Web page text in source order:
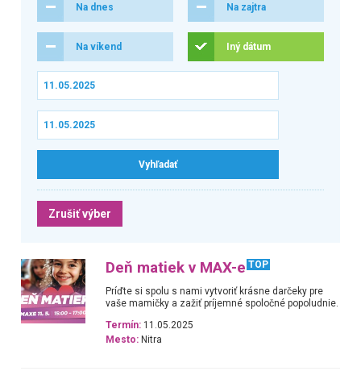
Na dnes Na zajtra
Na víkend Iný dátum
Zrušiť výber
Deň matiek v MAX-e TOP
Príďte si spolu s nami vytvoriť krásne darčeky pre
vaše mamičky a zažiť príjemné spoločné popoludnie.
Termín: 11.05.2025
Mesto: Nitra